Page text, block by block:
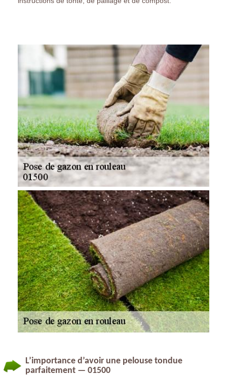
L’importance d’avoir une pelouse tondue
parfaitement — 01500